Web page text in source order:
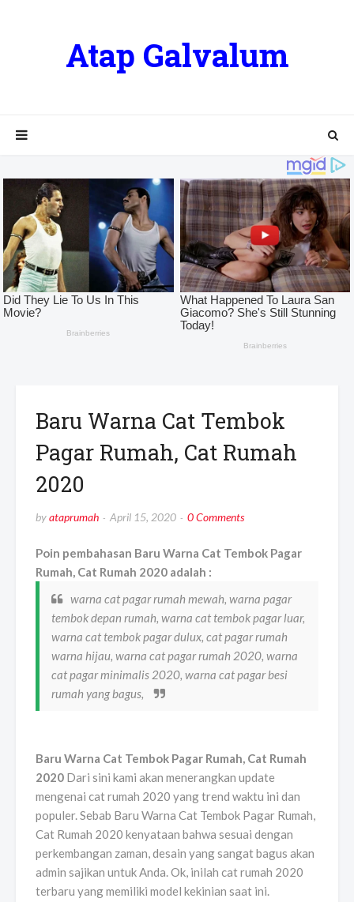
Atap Galvalum
Baru Warna Cat Tembok
Pagar Rumah, Cat Rumah
2020
byataprumah April 15, 2020 0 Comments
Poin pembahasan Baru Warna Cat Tembok Pagar
Rumah, Cat Rumah 2020 adalah :
warna cat pagar rumah mewah, warna pagar
tembok depan rumah, warna cat tembok pagar luar,
warna cat tembok pagar dulux, cat pagar rumah
warna hijau, warna cat pagar rumah 2020, warna
cat pagar minimalis 2020, warna cat pagar besi
rumah yang bagus,
Baru Warna Cat Tembok Pagar Rumah, Cat Rumah
2020 Dari sini kami akan menerangkan update
mengenai cat rumah 2020 yang trend waktu ini dan
populer. Sebab Baru Warna Cat Tembok Pagar Rumah,
Cat Rumah 2020 kenyataan bahwa sesuai dengan
perkembangan zaman, desain yang sangat bagus akan
admin sajikan untuk Anda. Ok, inilah cat rumah 2020
terbaru yang memiliki model kekinian saat ini.